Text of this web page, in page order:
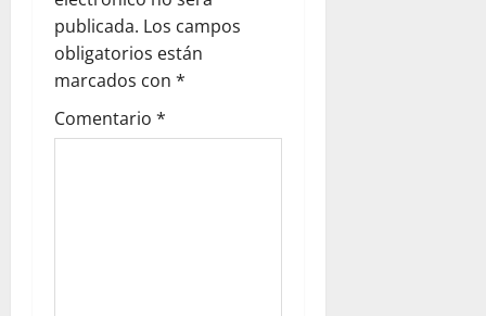
publicada. Los campos
obligatorios están
marcados con *
Comentario *